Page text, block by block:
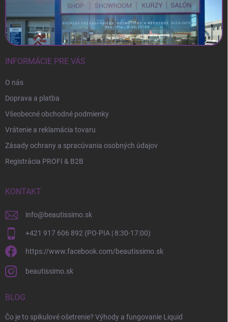
INFORMÁCIE PRE VÁS
O nás
Doprava a platba
Všeobecné obchodné podmienky
Vrátenie a reklamácia tovaru
Zásady ochrany a spracúvania osobných údajov
Registrácia PROFI & B2B
KONTAKT
info@beautissimo.sk
+421 917 606 892 (PO-PIA | 8:30-17:00)
https://www.facebook.com/beautissimo.sk
beautissimo.sk
BLOG
Čo je to spikulové ošetrenie? Výhody a fungovanie Liquid